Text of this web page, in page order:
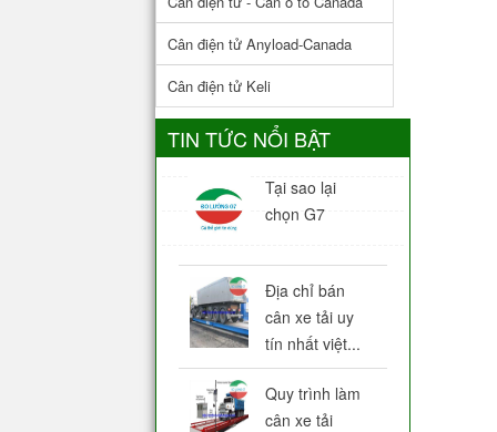
Cân điện tử Anyload-Canada
Cân điện tử Keli
TIN TỨC NỔI BẬT
Tại sao lại
chọn G7
Địa chỉ bán
cân xe tải uy
tín nhất việt...
Quy trình làm
cân xe tải